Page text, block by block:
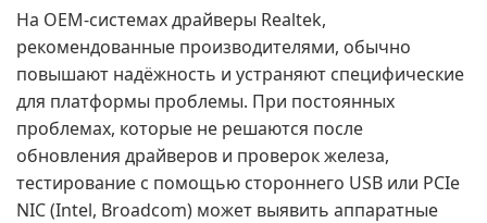
На OEM-системах драйверы Realtek,
рекомендованные производителями, обычно
повышают надёжность и устраняют специфические
для платформы проблемы. При постоянных
проблемах, которые не решаются после
обновления драйверов и проверок железа,
тестирование с помощью стороннего USB или PCIe
NIC (Intel, Broadcom) может выявить аппаратные